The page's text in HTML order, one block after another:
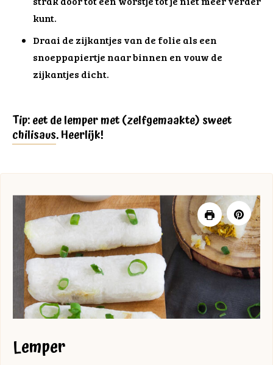
kunt.
Draai de zijkantjes van de folie als een
snoeppapiertje naar binnen en vouw de
zijkantjes dicht.
Tip: eet de lemper met (zelfgemaakte) sweet
chilisaus. Heerlijk!
Lemper